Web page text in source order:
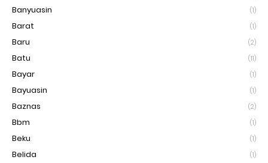
Banyuasin (1)
Barat (1)
Baru (2)
Batu (11)
Bayar (1)
Bayuasin (1)
Baznas (2)
Bbm (1)
Beku (1)
Belida (1)